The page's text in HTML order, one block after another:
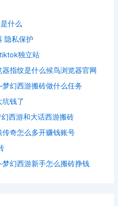
什么
隐私保护
独立站
指纹是什么候鸟浏览器官网
幻西游搬砖做什么任务
坑钱了
西游和大话西游搬砖
奇怎么多开赚钱账号
幻西游新手怎么搬砖挣钱